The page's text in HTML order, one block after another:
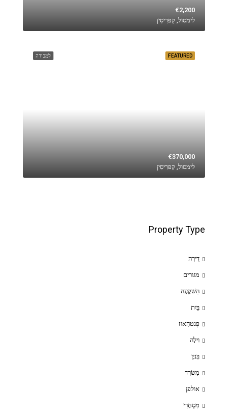
€2,200
לימסול, קַפרִיסִין
למכירה FEATURED
€370,000
לימסול, קַפרִיסִין
Property Type
דִירָה
מגורים
הַשׁקָעָה
בַּיִת
פֶּנטהָאוּז
וִילָה
בִּניָן
מִשׂרָד
אולפן
מִסְחָרִי